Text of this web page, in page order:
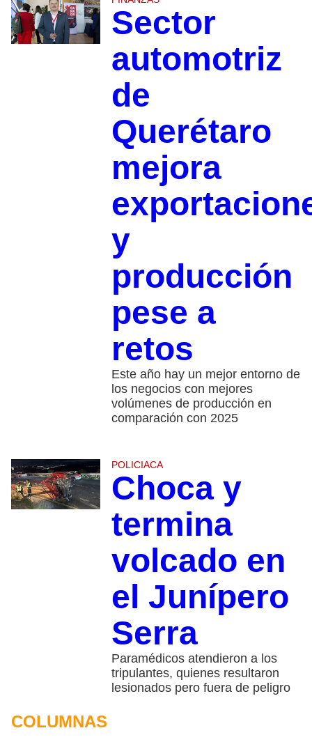
Sector
automotriz
de
Querétaro
mejora
y
producción
pese a
retos
Este año hay un mejor entorno de
los negocios con mejores
volúmenes de producción en
comparación con 2025
POLICIACA
Choca y
termina
volcado en
el Junípero
Serra
Paramédicos atendieron a los
tripulantes, quienes resultaron
lesionados pero fuera de peligro
COLUMNAS